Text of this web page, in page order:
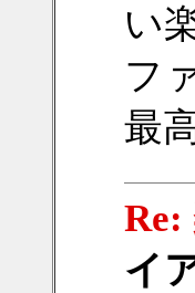
い
フ
最
Re:
イ